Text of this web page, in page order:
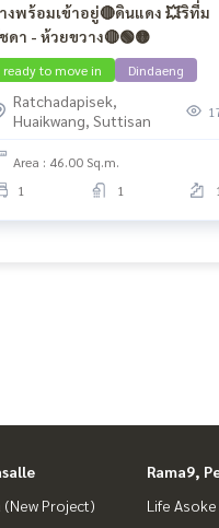
งพร้อมเข้าอยู่🔴ดินแดง 💥ริทึ่ม
ดา - ห้วยขวาง🔴🟢🟡
ready to move in Dindaeng
Ratchadapisek,
Huaikwang, Suttisan
Area : 46.00 Sq.m.
1
1
(New Project)
Rama9,
Life